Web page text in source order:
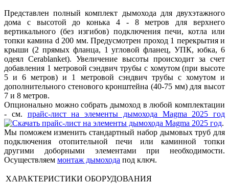
Представлен полный комплект дымохода для двухэтажного
дома с высотой до конька 4 - 8 метров для верхнего
вертикального (без изгибов) подключения печи, котла или
топки камина d 200 мм. Предусмотрен проход 1 перекрытия и
крыши (2 прямых фланца, 1 угловой фланец, УПК, юбка, 6
одеял Cerablanket). Увеличение высоты происходит за счет
добавления 1 метровой сэндвич трубы с хомутом (при высоте
5 и 6 метров) и 1 метровой сэндвич трубы с хомутом и
дополнительного стенового кронштейна (40-75 мм) для высот
7 и 8 метров.
Опционально можно собрать дымоход в любой комплектации
- см. прайс-лист на элементы дымохода Magma 2025 год
.
Мы поможем изменить стандартный набор дымовых труб для
подключения отопительной печи или каминной топки
другими доборными элементами при необходимости.
Осуществляем монтаж дымохода под ключ.
ХАРАКТЕРИСТИКИ ОБОРУДОВАНИЯ